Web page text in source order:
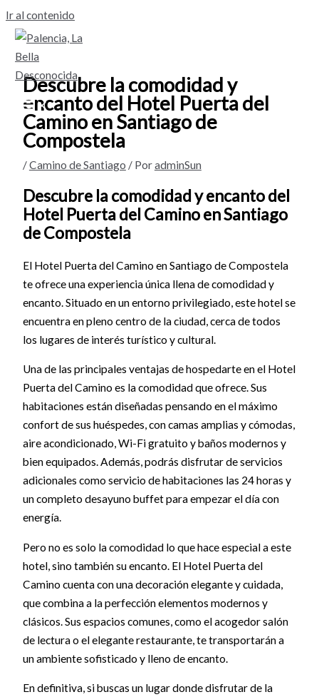
Ir al contenido
Descubre la comodidad y
encanto del Hotel Puerta del
Camino en Santiago de
Compostela
/Camino de Santiago / PoradminSun
Descubre la comodidad y encanto del
Hotel Puerta del Camino en Santiago
de Compostela
El Hotel Puerta del Camino en Santiago de Compostela
te ofrece una experiencia única llena de comodidad y
encanto. Situado en un entorno privilegiado, este hotel se
encuentra en pleno centro de la ciudad, cerca de todos
los lugares de interés turístico y cultural.
Una de las principales ventajas de hospedarte en el Hotel
Puerta del Camino es la comodidad que ofrece. Sus
habitaciones están diseñadas pensando en el máximo
confort de sus huéspedes, con camas amplias y cómodas,
aire acondicionado, Wi-Fi gratuito y baños modernos y
bien equipados. Además, podrás disfrutar de servicios
adicionales como servicio de habitaciones las 24 horas y
un completo desayuno buffet para empezar el día con
energía.
Pero no es solo la comodidad lo que hace especial a este
hotel, sino también su encanto. El Hotel Puerta del
Camino cuenta con una decoración elegante y cuidada,
que combina a la perfección elementos modernos y
clásicos. Sus espacios comunes, como el acogedor salón
de lectura o el elegante restaurante, te transportarán a
un ambiente sofisticado y lleno de encanto.
En definitiva, si buscas un lugar donde disfrutar de la